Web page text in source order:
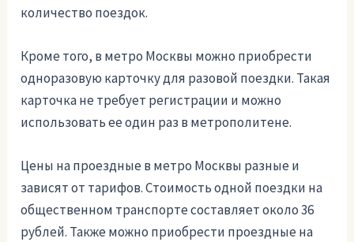
количество поездок.
Кроме того, в метро Москвы можно приобрести
одноразовую карточку для разовой поездки. Такая
карточка не требует регистрации и можно
использовать ее один раз в метрополитене.
Цены на проездные в метро Москвы разные и
зависят от тарифов. Стоимость одной поездки на
общественном транспорте составляет около 36
рублей. Также можно приобрести проездные на